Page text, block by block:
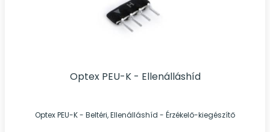
Optex PEU-K - Ellenálláshíd
Optex PEU-K - Beltéri, Ellenálláshíd - Érzékelő-kiegészítő